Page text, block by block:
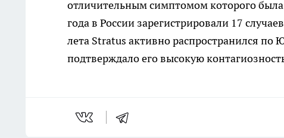
отличительным симптомом которого
года в России зарегистрировали 17
лета Stratus активно распространился
подтверждало его высокую